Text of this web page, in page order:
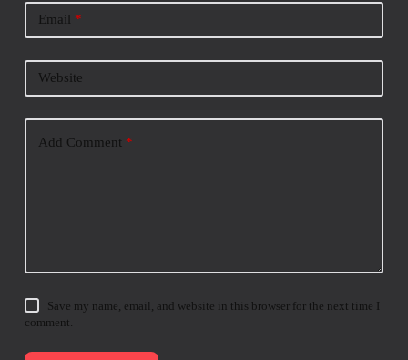
Email *
Website
Add Comment *
Save my name, email, and website in this browser for the next time I
comment.